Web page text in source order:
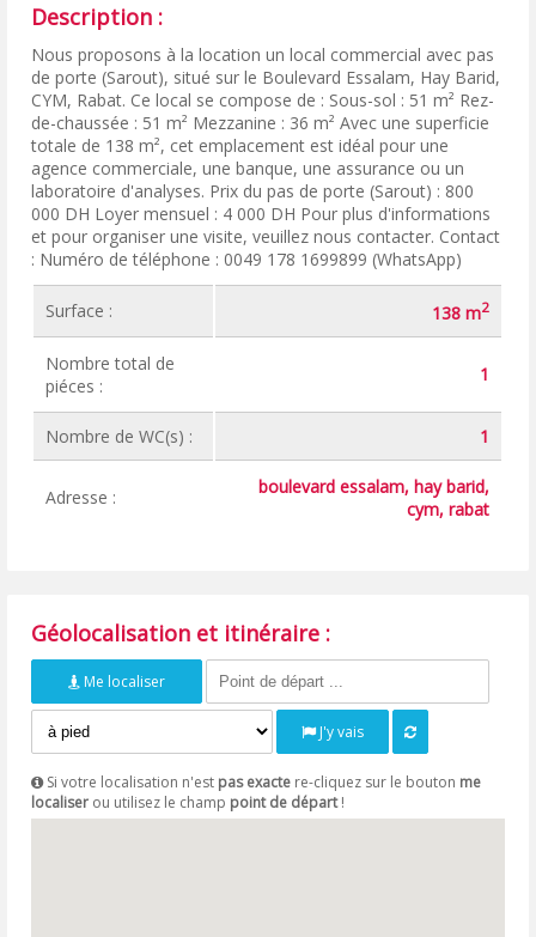
Description :
Nous proposons à la location un local commercial avec pas
de porte (Sarout), situé sur le Boulevard Essalam, Hay Barid,
CYM, Rabat. Ce local se compose de : Sous-sol : 51 m² Rez-
de-chaussée : 51 m² Mezzanine : 36 m² Avec une superficie
totale de 138 m², cet emplacement est idéal pour une
agence commerciale, une banque, une assurance ou un
laboratoire d'analyses. Prix du pas de porte (Sarout) : 800
000 DH Loyer mensuel : 4 000 DH Pour plus d'informations
et pour organiser une visite, veuillez nous contacter. Contact
: Numéro de téléphone : 0049 178 1699899 (WhatsApp)
Surface : 138 m2
Nombre total de
piéces :
1
Nombre de WC(s) : 1
Adresse :
boulevard essalam, hay barid,
cym, rabat
Géolocalisation et itinéraire :
Me localiser
J'y vais
Si votre localisation n'est pas exacte re-cliquez sur le bouton me
localiser ou utilisez le champ point de départ!